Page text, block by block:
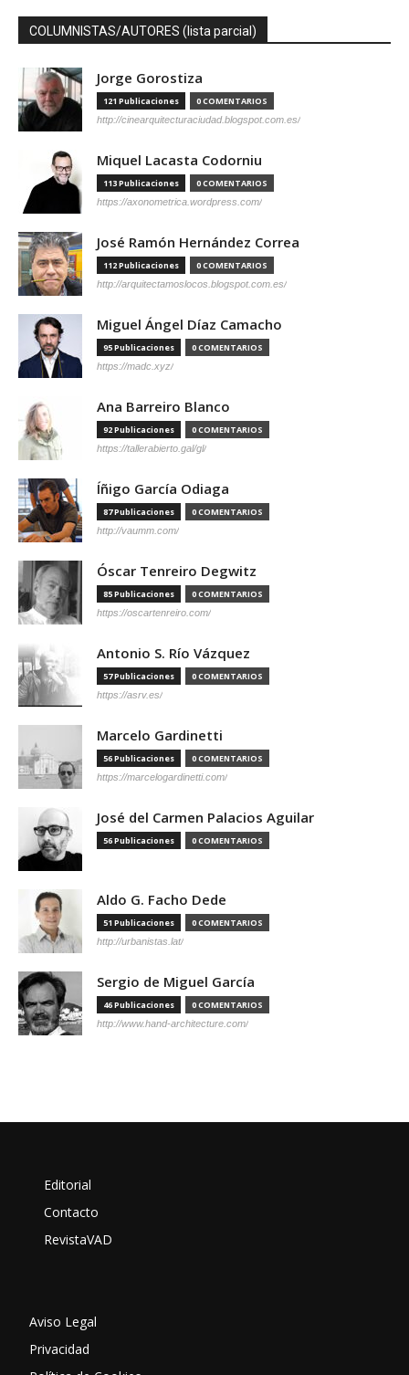
COLUMNISTAS/AUTORES (lista parcial)
Jorge Gorostiza
121 Publicaciones 0 COMENTARIOS
http://cinearquitecturaciudad.blogspot.com.es/
Miquel Lacasta Codorniu
113 Publicaciones 0 COMENTARIOS
https://axonometrica.wordpress.com/
José Ramón Hernández Correa
112 Publicaciones 0 COMENTARIOS
http://arquitectamoslocos.blogspot.com.es/
Miguel Ángel Díaz Camacho
95 Publicaciones 0 COMENTARIOS
https://madc.xyz/
Ana Barreiro Blanco
92 Publicaciones 0 COMENTARIOS
https://tallerabierto.gal/gl/
Íñigo García Odiaga
87 Publicaciones 0 COMENTARIOS
http://vaumm.com/
Óscar Tenreiro Degwitz
85 Publicaciones 0 COMENTARIOS
https://oscartenreiro.com/
Antonio S. Río Vázquez
57 Publicaciones 0 COMENTARIOS
https://asrv.es/
Marcelo Gardinetti
56 Publicaciones 0 COMENTARIOS
https://marcelogardinetti.com/
José del Carmen Palacios Aguilar
56 Publicaciones 0 COMENTARIOS
Aldo G. Facho Dede
51 Publicaciones 0 COMENTARIOS
http://urbanistas.lat/
Sergio de Miguel García
46 Publicaciones 0 COMENTARIOS
http://www.hand-architecture.com/
Editorial
Contacto
RevistaVAD
Aviso Legal
Privacidad